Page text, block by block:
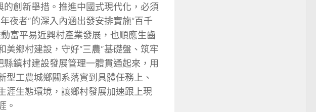
的創新舉措。推進中國式現代化，必須
夜者”的深入內涵出發安排實施“百千
富平易近興村產業發展，也順應生齒
鄉村建設，守好“三農”基礎盤、筑牢
鎮村建設發展管理一體貫通起來，用
工農城鄉關系落實到具體任務上、
涯生態環境，讓鄉村發展加速跟上現
。